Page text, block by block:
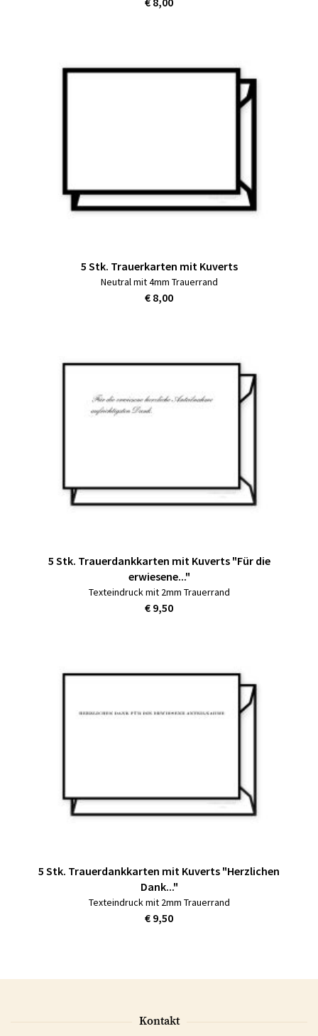
5 Stk. Trauerkarten mit Kuverts
Neutral mit 4mm Trauerrand
€ 8,00
5 Stk. Trauerdankkarten mit Kuverts "Für die
erwiesene..."
Texteindruck mit 2mm Trauerrand
€ 9,50
5 Stk. Trauerdankkarten mit Kuverts "Herzlichen
Dank..."
Texteindruck mit 2mm Trauerrand
€ 9,50
Kontakt